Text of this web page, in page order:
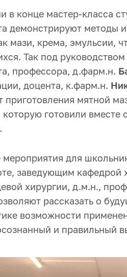
конце мастер-класса
демонстрируют методы
мази, крема, эмульсии,
Так под руководством
профессора, д.фарм.н.
доцента, к.фарм.н.
приготовления мятной
готовили вместе
.
для
заведующим кафедрой
хирургии, д.м.н.,
рассказать о
возможности
и правильный